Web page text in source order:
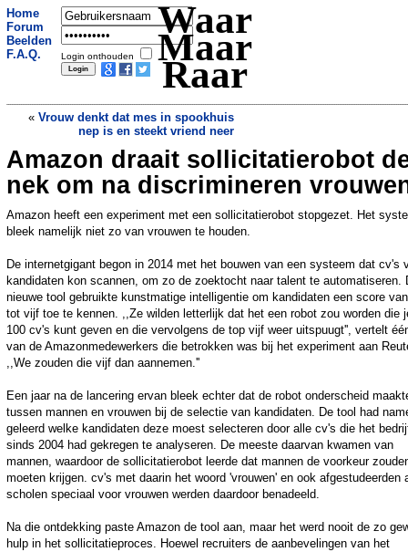
Home
Forum
Beelden
F.A.Q.
Login onthouden
Waar
Maar
Raar
« Vrouw denkt dat mes in spookhuis
nep is en steekt vriend neer
Catherine Keyl vindt dat #MeToo de
sfeer verpest»
Amazon draait sollicitatierobot
nek om na discrimineren
Amazon heeft een experiment met een sollicitatierobot stopgezet. Het
bleek namelijk niet zo van vrouwen te houden.
De internetgigant begon in 2014 met het bouwen van een systeem dat cv's
kandidaten kon scannen, om zo de zoektocht naar talent te automatiseren.
nieuwe tool gebruikte kunstmatige intelligentie om kandidaten een score
tot vijf toe te kennen. ,,Ze wilden letterlijk dat het een robot zou worden die
100 cv's kunt geven en die vervolgens de top vijf weer uitspuugt'', vertelt
van de Amazonmedewerkers die betrokken was bij het experiment aan
,,We zouden die vijf dan aannemen.''
Een jaar na de lancering ervan bleek echter dat de robot onderscheid
tussen mannen en vrouwen bij de selectie van kandidaten. De tool had
geleerd welke kandidaten deze moest selecteren door alle cv's die het
sinds 2004 had gekregen te analyseren. De meeste daarvan kwamen van
mannen, waardoor de sollicitatierobot leerde dat mannen de voorkeur
moeten krijgen. cv's met daarin het woord 'vrouwen' en ook afgestudeerden
scholen speciaal voor vrouwen werden daardoor benadeeld.
Na die ontdekking paste Amazon de tool aan, maar het werd nooit de zo
hulp in het sollicitatieproces. Hoewel recruiters de aanbevelingen van het